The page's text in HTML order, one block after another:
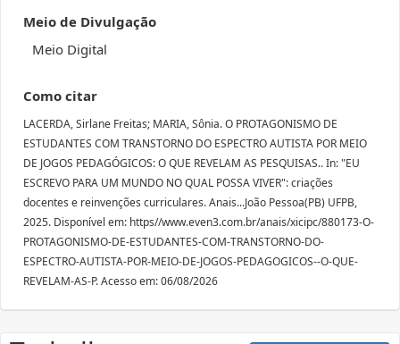
Meio de Divulgação
Meio Digital
Como citar
LACERDA, Sirlane Freitas; MARIA, Sônia. O PROTAGONISMO DE
ESTUDANTES COM TRANSTORNO DO ESPECTRO AUTISTA POR MEIO
DE JOGOS PEDAGÓGICOS: O QUE REVELAM AS PESQUISAS.. In: "EU
ESCREVO PARA UM MUNDO NO QUAL POSSA VIVER": criações
docentes e reinvenções curriculares. Anais...João Pessoa(PB) UFPB,
2025. Disponível em: https//www.even3.com.br/anais/xicipc/880173-O-
PROTAGONISMO-DE-ESTUDANTES-COM-TRANSTORNO-DO-
ESPECTRO-AUTISTA-POR-MEIO-DE-JOGOS-PEDAGOGICOS--O-QUE-
REVELAM-AS-P. Acesso em: 06/08/2026